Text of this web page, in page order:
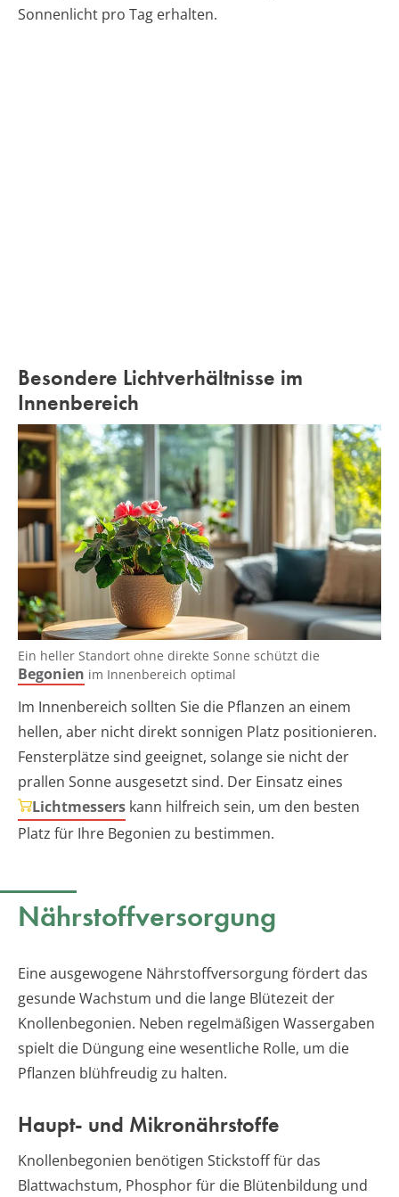
Sonnenlicht pro Tag erhalten.
Besondere Lichtverhältnisse im
Innenbereich
Ein heller Standort ohne direkte Sonne schützt die
Begonien im Innenbereich optimal
Im Innenbereich sollten Sie die Pflanzen an einem
hellen, aber nicht direkt sonnigen Platz positionieren.
Fensterplätze sind geeignet, solange sie nicht der
prallen Sonne ausgesetzt sind. Der Einsatz eines
Lichtmessers kann hilfreich sein, um den besten
Platz für Ihre Begonien zu bestimmen.
Nährstoffversorgung
Eine ausgewogene Nährstoffversorgung fördert das
gesunde Wachstum und die lange Blütezeit der
Knollenbegonien. Neben regelmäßigen Wassergaben
spielt die Düngung eine wesentliche Rolle, um die
Pflanzen blühfreudig zu halten.
Haupt- und Mikronährstoffe
Knollenbegonien benötigen Stickstoff für das
Blattwachstum, Phosphor für die Blütenbildung und